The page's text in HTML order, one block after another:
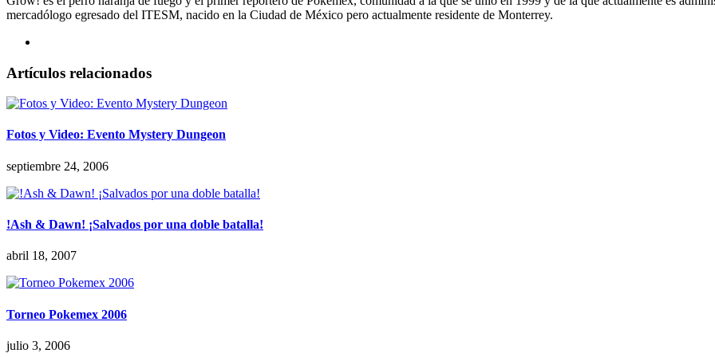
mercadólogo egresado del ITESM, nacido en la Ciudad de México pero actualmente residente de Monterrey.
Artículos relacionados
Fotos y Video: Evento Mystery Dungeon
septiembre 24, 2006
!Ash & Dawn! ¡Salvados por una doble batalla!
abril 18, 2007
Torneo Pokemex 2006
julio 3, 2006